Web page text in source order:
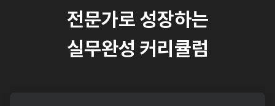
전문가로 성장하는
실무완성 커리큘럼